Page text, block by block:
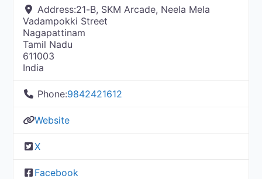
Address:21-B, SKM Arcade, Neela Mela
Vadampokki Street
Nagapattinam
Tamil Nadu
611003
India
Phone:9842421612
Website
X
Facebook